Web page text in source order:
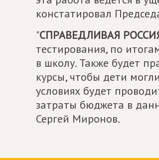
констатировал
"СПРАВЕДЛИВАЯ
тестирования, по
в школу. Также будет
курсы, чтобы дети
условиях будет
затраты бюджета в
Сергей Миронов.